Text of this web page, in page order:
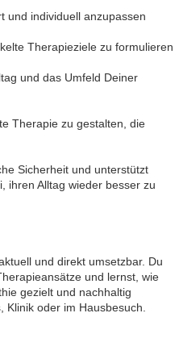
und individuell anzupassen
Therapieziele zu formulieren
und das Umfeld Deiner
Therapie zu gestalten, die
Sicherheit und unterstützt
ihren Alltag wieder besser zu
und direkt umsetzbar. Du
und lernst, wie
gezielt und nachhaltig
oder im Hausbesuch.